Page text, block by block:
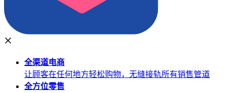
全渠道电商
让顾客在任何地方轻松购物，无缝接轨所有销售管道
全方位零售